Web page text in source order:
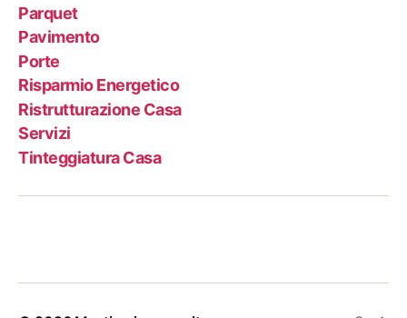
Parquet
Pavimento
Porte
Risparmio Energetico
Ristrutturazione Casa
Servizi
Tinteggiatura Casa